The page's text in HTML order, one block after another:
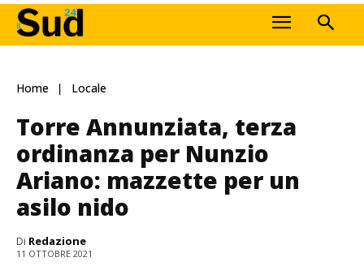
Home Locale
Torre Annunziata, terza
ordinanza per Nunzio
Ariano: mazzette per un
asilo nido
Di Redazione
11 OTTOBRE 2021